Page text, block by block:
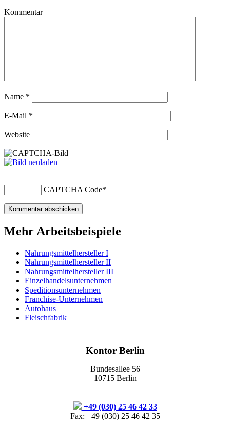
Kommentar
Name *
E-Mail *
Website
CAPTCHA Code*
Mehr Arbeitsbeispiele
Nahrungsmittelhersteller I
Nahrungsmittelhersteller II
Nahrungsmittelhersteller III
Einzelhandelsunternehmen
Speditionsunternehmen
Franchise-Unternehmen
Autohaus
Fleischfabrik
Kontor Berlin
Bundesallee 56
10715 Berlin
+49 (030) 25 46 42 33
Fax: +49 (030) 25 46 42 35